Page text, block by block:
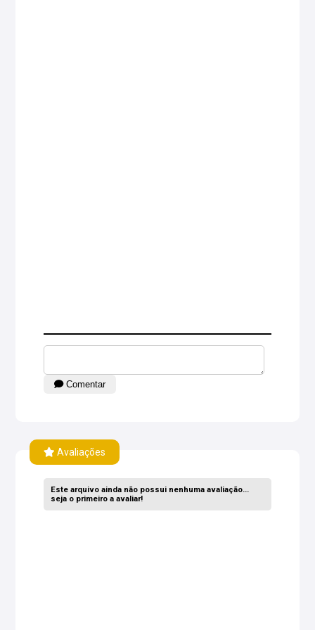
Comentar
Avaliações
Este arquivo ainda não possui nenhuma avaliação...
seja o primeiro a avaliar!